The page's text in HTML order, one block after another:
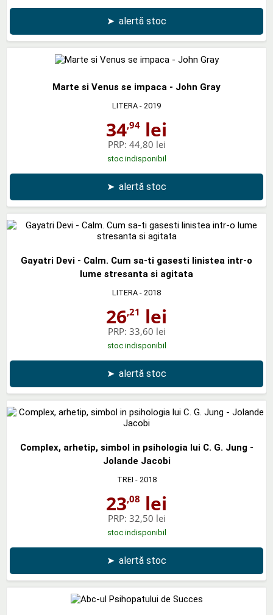
➤ alertă stoc
Marte si Venus se impaca - John Gray
LITERA - 2019
34,94 lei
PRP: 44,80 lei
stoc indisponibil
➤ alertă stoc
Gayatri Devi - Calm. Cum sa-ti gasesti linistea intr-o
lume stresanta si agitata
LITERA - 2018
26,21 lei
PRP: 33,60 lei
stoc indisponibil
➤ alertă stoc
Complex, arhetip, simbol in psihologia lui C. G. Jung -
Jolande Jacobi
TREI - 2018
23,08 lei
PRP: 32,50 lei
stoc indisponibil
➤ alertă stoc